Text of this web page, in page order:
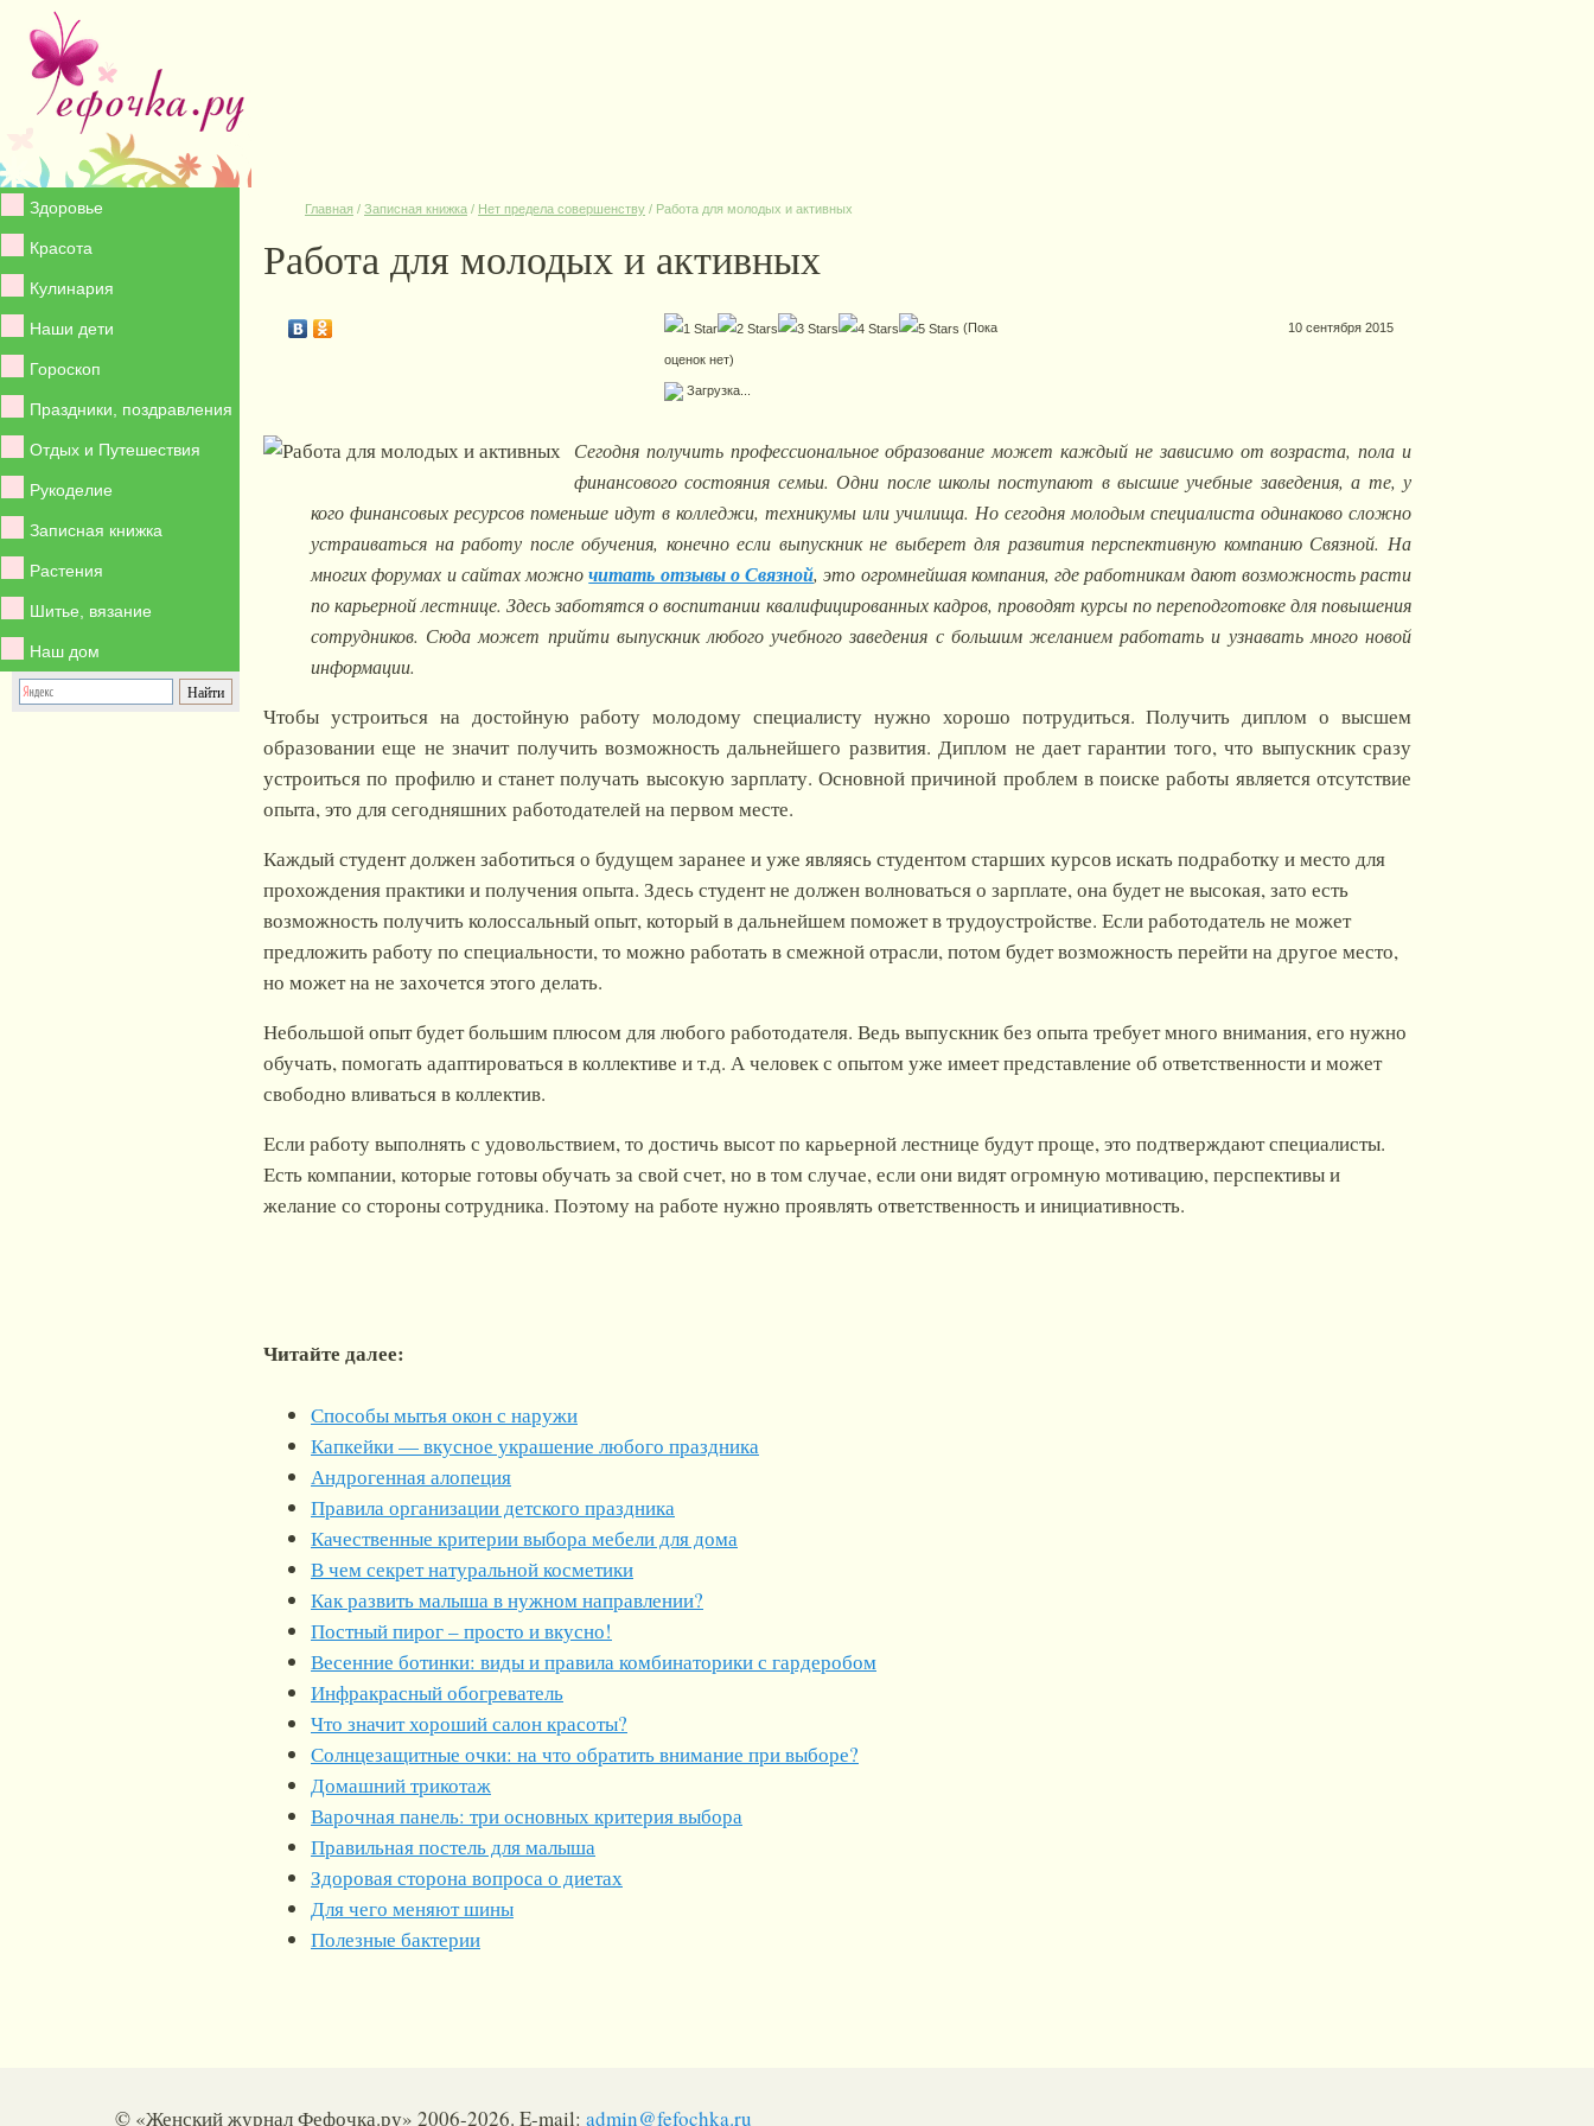
Здоровье
Красота
Кулинария
Наши дети
Гороскоп
Праздники, поздравления
Отдых и Путешествия
Рукоделие
Записная книжка
Растения
Шитье, вязание
Наш дом
Главная / Записная книжка / Нет предела совершенству / Работа для молодых и активных
Работа для молодых и активных
(Пока
оценок нет)
Загрузка...
10 сентября 2015
Сегодня получить профессиональное образование может каждый не зависимо от возраста, пола и
финансового состояния семьи. Одни после школы поступают в высшие учебные заведения, а те, у
кого финансовых ресурсов поменьше идут в колледжи, техникумы или училища. Но сегодня молодым специалиста одинаково сложно
устраиваться на работу после обучения, конечно если выпускник не выберет для развития перспективную компанию Связной. На
многих форумах и сайтах можночитать отзывы о Связной, это огромнейшая компания, где работникам дают возможность расти
по карьерной лестнице. Здесь заботятся о воспитании квалифицированных кадров, проводят курсы по переподготовке для повышения
сотрудников. Сюда может прийти выпускник любого учебного заведения с большим желанием работать и узнавать много новой
информации.
Чтобы устроиться на достойную работу молодому специалисту нужно хорошо потрудиться. Получить диплом о высшем
образовании еще не значит получить возможность дальнейшего развития. Диплом не дает гарантии того, что выпускник сразу
устроиться по профилю и станет получать высокую зарплату. Основной причиной проблем в поиске работы является отсутствие
опыта, это для сегодняшних работодателей на первом месте.
Каждый студент должен заботиться о будущем заранее и уже являясь студентом старших курсов искать подработку и место для
прохождения практики и получения опыта. Здесь студент не должен волноваться о зарплате, она будет не высокая, зато есть
возможность получить колоссальный опыт, который в дальнейшем поможет в трудоустройстве. Если работодатель не может
предложить работу по специальности, то можно работать в смежной отрасли, потом будет возможность перейти на другое место,
но может на не захочется этого делать.
Небольшой опыт будет большим плюсом для любого работодателя. Ведь выпускник без опыта требует много внимания, его нужно
обучать, помогать адаптироваться в коллективе и т.д. А человек с опытом уже имеет представление об ответственности и может
свободно вливаться в коллектив.
Если работу выполнять с удовольствием, то достичь высот по карьерной лестнице будут проще, это подтверждают специалисты.
Есть компании, которые готовы обучать за свой счет, но в том случае, если они видят огромную мотивацию, перспективы и
желание со стороны сотрудника. Поэтому на работе нужно проявлять ответственность и инициативность.
Читайте далее:
Способы мытья окон с наружи
Капкейки — вкусное украшение любого праздника
Андрогенная алопеция
Правила организации детского праздника
Качественные критерии выбора мебели для дома
В чем секрет натуральной косметики
Как развить малыша в нужном направлении?
Постный пирог – просто и вкусно!
Весенние ботинки: виды и правила комбинаторики с гардеробом
Инфракрасный обогреватель
Что значит хороший салон красоты?
Солнцезащитные очки: на что обратить внимание при выборе?
Домашний трикотаж
Варочная панель: три основных критерия выбора
Правильная постель для малыша
Здоровая сторона вопроса о диетах
Для чего меняют шины
Полезные бактерии
© «Женский журнал Фефочка.ру» 2006-2026. E-mail: admin@fefochka.ru